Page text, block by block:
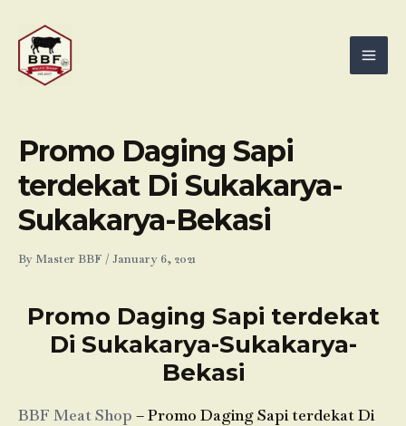
content
Promo Daging Sapi
terdekat Di Sukakarya-
Sukakarya-Bekasi
By Master BBF /January 6, 2021
Promo Daging Sapi terdekat
Di Sukakarya-Sukakarya-
Bekasi
BBF Meat Shop – Promo Daging Sapi terdekat Di